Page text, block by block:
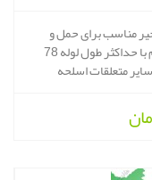
مدل 1605 با فوم جیر مناسب برای حمل و
نگهداری اسلحه های دولول بقل، دولول روهم با حداکثر طول لوله 78
متعلقات اسلحه